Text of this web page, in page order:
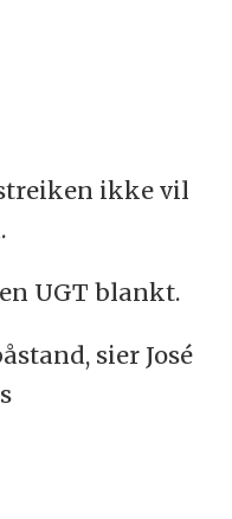
ikke vil
UGT blankt.
sier José